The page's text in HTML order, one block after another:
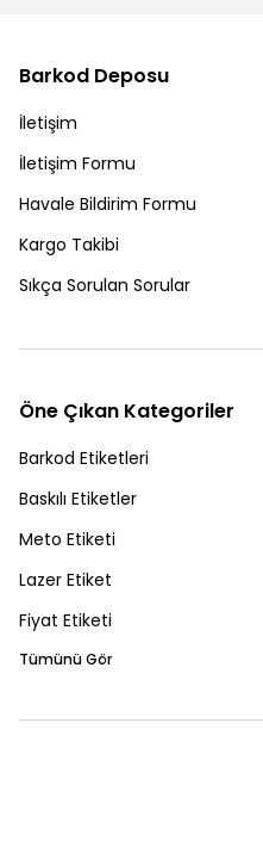
Barkod Deposu
İletişim
İletişim Formu
Havale Bildirim Formu
Kargo Takibi
Sıkça Sorulan Sorular
Öne Çıkan Kategoriler
Barkod Etiketleri
Baskılı Etiketler
Meto Etiketi
Lazer Etiket
Fiyat Etiketi
Tümünü Gör